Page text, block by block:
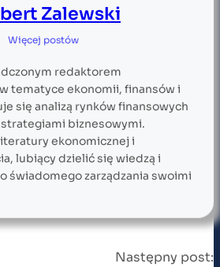
Zalewski
Więcej postów
redaktorem
tematyce ekonomii, finansów i
się analizą rynków finansowych
biznesowymi.
ekonomicznej i
lubiący dzielić się wiedzą i
świadomego zarządzania swoimi
Następny post: